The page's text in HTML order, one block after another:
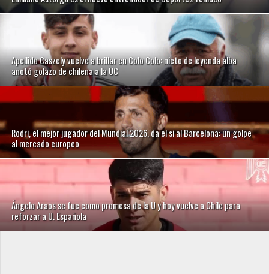
Apellido Caszely vuelve a brillar en Colo Colo: nieto de leyenda alba
anotó golazo de chilena a la UC
Rodri, el mejor jugador del Mundial 2026, da el sí al Barcelona: un golpe
al mercado europeo
Ángelo Araos se fue como promesa de la U y hoy vuelve a Chile para
reforzar a U. Española